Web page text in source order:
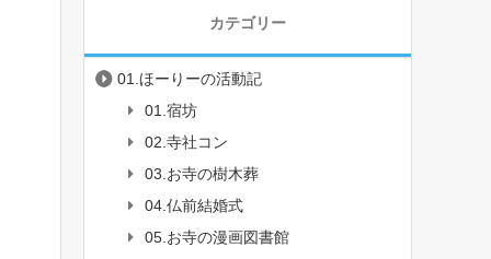
カテゴリー
01.ほーりーの活動記
01.宿坊
02.寺社コン
03.お寺の樹木葬
04.仏前結婚式
05.お寺の漫画図書館